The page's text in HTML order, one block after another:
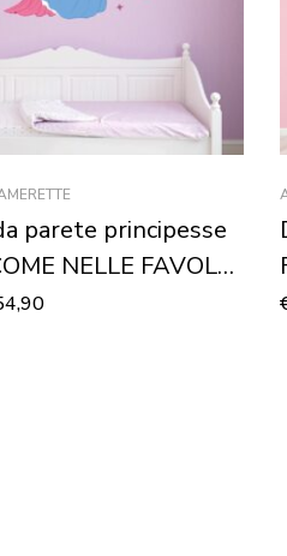
parete principesse
NELLE FAVOLE”